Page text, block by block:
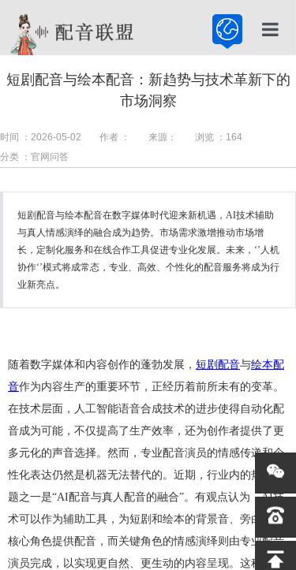
配音
短剧配音与绘本配音：新趋势与技术革新下的
市场洞察
时间 ：2026-05-02 作者 ： 来源： 浏览 ： 164
分类 ：官网问答
短剧配音与绘本配音在数字媒体时代迎来新机遇，AI技术辅助
与真人情感演绎的融合成为趋势。市场需求激增推动市场增
长，定制化服务和在线合作工具促进专业化发展。未来，‘’人机
协作‘’模式将成常态，专业、高效、个性化的配音服务将成为行
业新亮点。
随着数字媒体和内容创作的蓬勃发展， 短剧配音与绘本配
音作为内容生产的重要环节，正经历着前所未有的变革。
在技术层面，人工智能语音合成技术的进步使得自动化配
音成为可能，不仅提高了生产效率，还为创作者提供了更
多元化的声音选择。然而，专业配音演员的情感传递和个
性化表达仍然是机器无法替代的。近期，行业内的热点话
题之一是“AI配音与真人配音的融合”。有观点认为，AI技
术可以作为辅助工具，为短剧和绘本的背景音、旁白等非
核心角色提供配音，而关键角色的情感演绎则由专业配音
演员完成，以实现更自然、更生动的内容呈现。这种“人